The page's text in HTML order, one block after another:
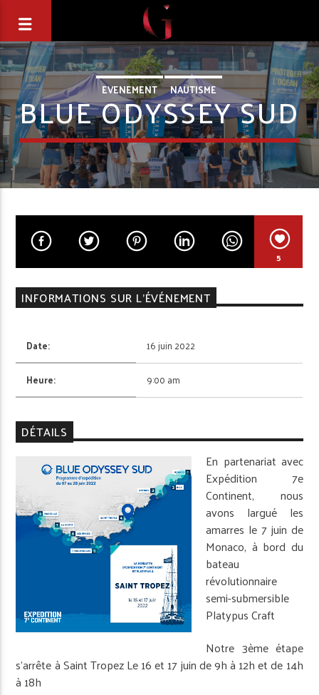
EVENEMENT NAUTISME
BLUE ODYSSEY SUD
5
INFORMATIONS SUR L'ÉVÉNEMENT
Date: 16 juin 2022
Heure: 9:00 am
DÉTAILS
En partenariat avec
Expédition 7e
Continent, nous
avons largué les
amarres le 7 juin de
Monaco, à bord du
bateau
révolutionnaire
semi-submersible
Platypus Craft
Notre 3ème étape
s’arrête à Saint Tropez Le 16 et 17 juin de 9h à 12h et de 14h
à 18h